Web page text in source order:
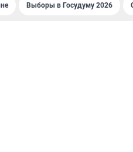
Выборы в Госудуму 2026